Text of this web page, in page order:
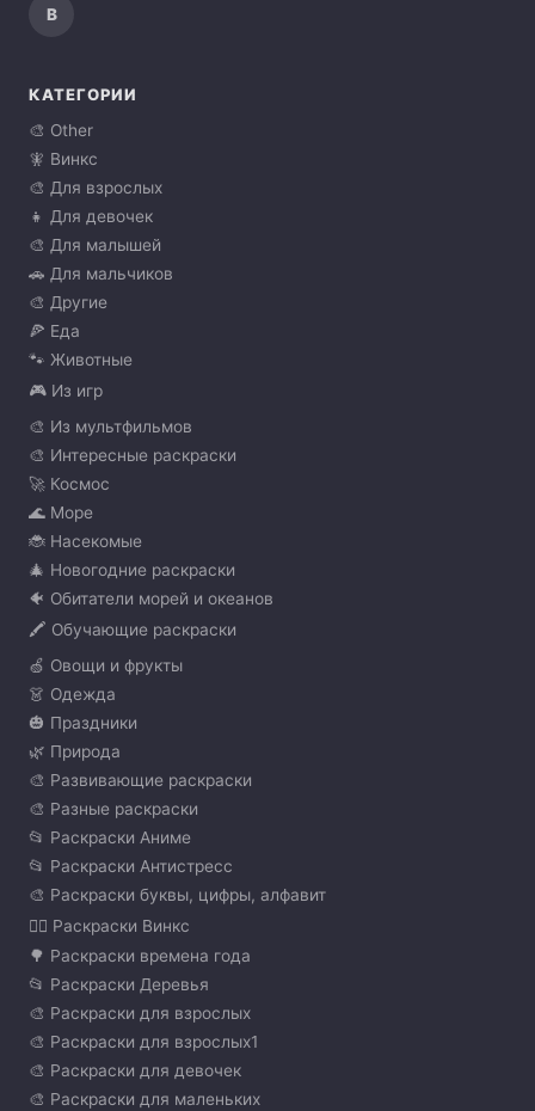
В
КАТЕГОРИИ
🎨 Other
🧚 Винкс
🎨 Для взрослых
👧 Для девочек
🎨 Для малышей
🚗 Для мальчиков
🎨 Другие
🍕 Еда
🐾 Животные
🎮 Из игр
🎨 Из мультфильмов
🎨 Интересные раскраски
🚀 Космос
🌊 Море
🐞 Насекомые
🎄 Новогодние раскраски
🐠 Обитатели морей и океанов
🖍️ Обучающие раскраски
🍏 Овощи и фрукты
👗 Одежда
🎃 Праздники
🌿 Природа
🎨 Развивающие раскраски
🎨 Разные раскраски
📂 Раскраски Аниме
📂 Раскраски Антистресс
🎨 Раскраски буквы, цифры, алфавит
🧚‍♀️ Раскраски Винкс
🌳 Раскраски времена года
📂 Раскраски Деревья
🎨 Раскраски для взрослых
🎨 Раскраски для взрослых1
🎨 Раскраски для девочек
🎨 Раскраски для маленьких